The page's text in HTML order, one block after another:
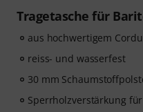
Tragetasche für
aus hochwertigem
reiss- und wasserfest
30 mm
Sperrholzverstärkung